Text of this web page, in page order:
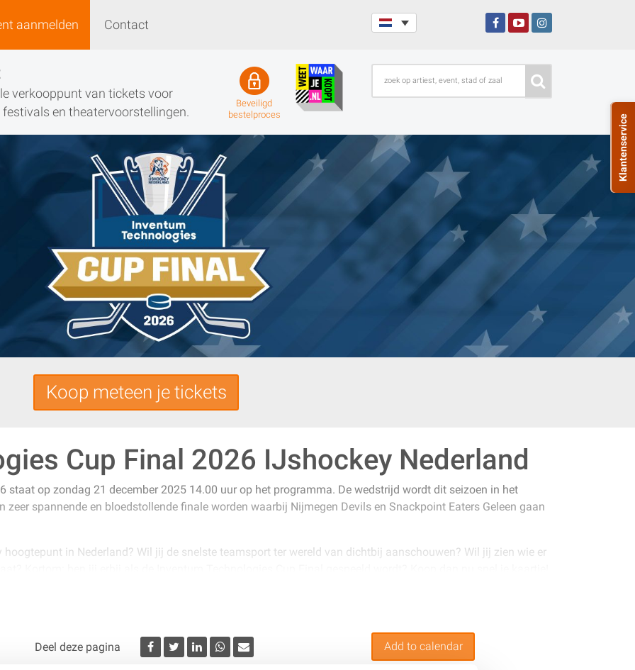
aanmelden Contact
aanmelden Contact
verkooppunt van tickets voor
en theatervoorstellingen.
Beveiligd
bestelproces
Koop meteen je tickets
Cup Final 2026 IJshockey Nederland
staat op zondag 21 december 2025 14.00 uur op het programma. De wedstrijd wordt dit seizoen in het
spannende en bloedstollende finale worden waarbij Nijmegen Devils en Snackpoint Eaters Geleen gaan
in Nederland? Wil jij de snelste teamsport ter wereld van dichtbij aanschouwen? Wil jij zien wie er
sportieve, maar bloedstollende wedstrijd in een stadion dat hopelijk tot de nok gevuld zal zijn.
Deel deze pagina Add to calendar
Klantenservice